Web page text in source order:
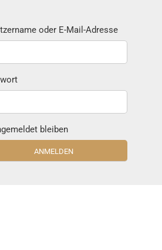
oder E-Mail-Adresse
bleiben